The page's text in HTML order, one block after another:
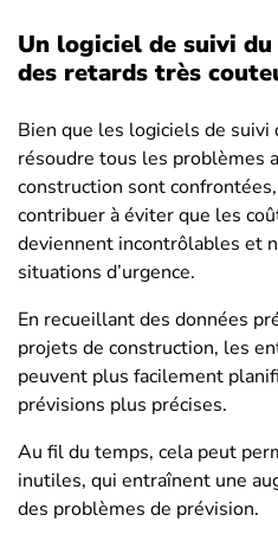
Un logiciel de suivi
des retards très
Bien que les logiciels de suivi
résoudre tous les problèmes
construction sont
contribuer à éviter que les
deviennent incontrôlables et
situations d’urgence.
En recueillant des données
projets de construction, les
peuvent plus facilement
prévisions plus précises.
Au fil du temps, cela peut
inutiles, qui entraînent une
des problèmes de prévision.